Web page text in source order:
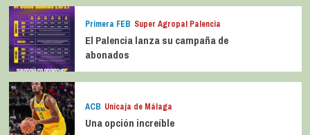
Primera FEB Super Agropal Palencia
El Palencia lanza su campaña de
abonados
ACB Unicaja de Málaga
Una opción increíble